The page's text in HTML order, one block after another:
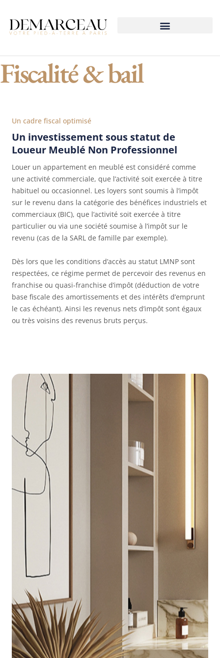
Fiscalité & bail
Un cadre fiscal optimisé
Un investissement sous statut de
Loueur Meublé Non Professionnel
Louer un appartement en meublé est considéré comme
une activité commerciale, que l’activité soit exercée à titre
habituel ou occasionnel. Les loyers sont soumis à l’impôt
sur le revenu dans la catégorie des bénéfices industriels et
commerciaux (BIC), que l’activité soit exercée à titre
particulier ou via une société soumise à l’impôt sur le
revenu (cas de la SARL de famille par exemple).
Dès lors que les conditions d’accès au statut LMNP sont
respectées, ce régime permet de percevoir des revenus en
franchise ou quasi-franchise d’impôt (déduction de votre
base fiscale des amortissements et des intérêts d’emprunt
le cas échéant). Ainsi les revenus nets d’impôt sont égaux
ou très voisins des revenus bruts perçus.